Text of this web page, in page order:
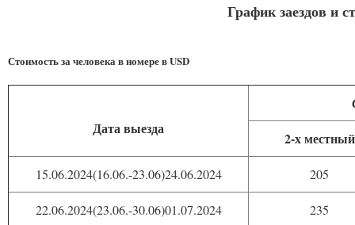
График заездов и
Стоимость за человека в номере в USD
Дата выезда
2-х местный
15.06.2024(16.06.-23.06)24.06.2024 205
22.06.2024(23.06.-30.06)01.07.2024 235